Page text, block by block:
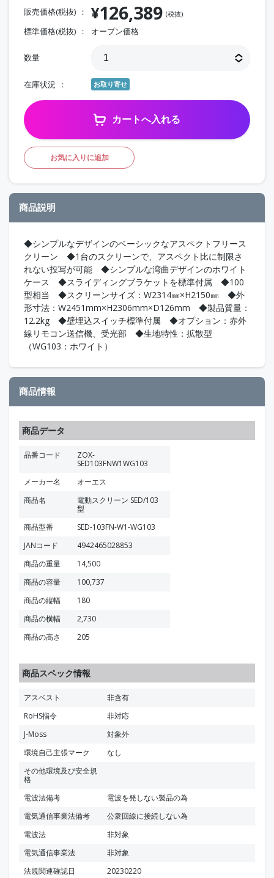
販売価格(税抜) ¥126,389 (税抜)
標準価格(税抜) オープン価格
数量
在庫状況 お取り寄せ
カートへ入れる
お気に入りに追加
商品説明
◆シンプルなデザインのベーシックなアスペクトフリース
クリーン ◆1台のスクリーンで、アスペクト比に制限さ
れない投写が可能 ◆シンプルな湾曲デザインのホワイト
ケース ◆スライディングブラケットを標準付属 ◆100
型相当 ◆スクリーンサイズ：W2314㎜×H2150㎜ ◆外
形寸法：W2451mm×H2306mm×D126mm ◆製品質量：
12.2kg ◆壁埋込スイッチ標準付属 ◆オプション：赤外
線リモコン送信機、受光部 ◆生地特性：拡散型
（WG103：ホワイト）
商品情報
商品データ
品番コード
ZOX-
SED103FNW1WG103
メーカー名
オーエス
商品名
電動スクリーン SED/103
型
商品型番
SED-103FN-W1-WG103
JANコード
4942465028853
商品の重量
14,500
商品の容量
100,737
商品の縦幅
180
商品の横幅
2,730
商品の高さ
205
商品スペック情報
アスベスト
非含有
RoHS指令
非対応
J-Moss
対象外
環境自己主張マーク
なし
その他環境及び安全規
格
電波法備考
電波を発しない製品の為
電気通信事業法備考
公衆回線に接続しない為
電波法
非対象
電気通信事業法
非対象
法規関連確認日
20230220